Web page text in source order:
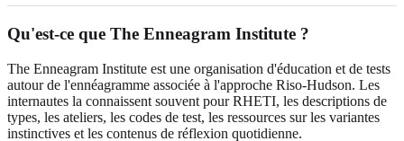
Qu'est-ce que The Enneagram Institute ?
The Enneagram Institute est une organisation d'éducation et de tests
autour de l'ennéagramme associée à l'approche Riso-Hudson. Les
internautes la connaissent souvent pour RHETI, les descriptions de
types, les ateliers, les codes de test, les ressources sur les variantes
instinctives et les contenus de réflexion quotidienne.